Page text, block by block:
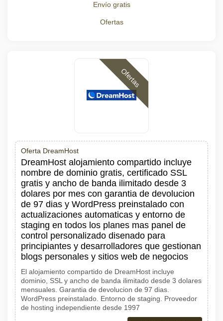
Envío gratis
Ofertas
Ofertas
Oferta DreamHost
DreamHost alojamiento compartido incluye
nombre de dominio gratis, certificado SSL
gratis y ancho de banda ilimitado desde 3
dolares por mes con garantia de devolucion
de 97 dias y WordPress preinstalado con
actualizaciones automaticas y entorno de
staging en todos los planes mas panel de
control personalizado disenado para
principiantes y desarrolladores que gestionan
blogs personales y sitios web de negocios
El alojamiento compartido de DreamHost incluye
dominio, SSL y ancho de banda ilimitado desde 3 dolares
mensuales. Garantia de devolucion de 97 dias.
WordPress preinstalado. Entorno de staging. Proveedor
de hosting independiente desde 1997